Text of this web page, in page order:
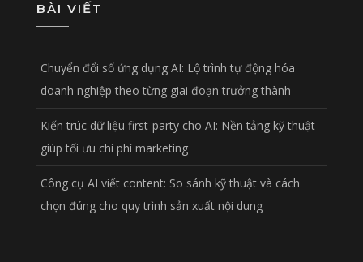
BÀI VIẾT
Chuyển đổi số ứng dụng AI: Lộ trình tự động hóa
doanh nghiệp theo từng giai đoạn trưởng thành
Kiến trúc dữ liệu first-party cho AI: Nền tảng kỹ thuật
giúp tối ưu chi phí marketing
Công cụ AI viết content: So sánh kỹ thuật và cách
chọn đúng cho quy trình sản xuất nội dung